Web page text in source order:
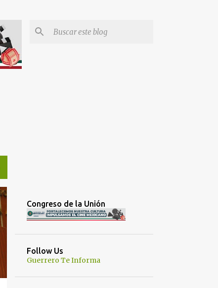
Congreso de la Unión
Follow Us
Guerrero Te Informa